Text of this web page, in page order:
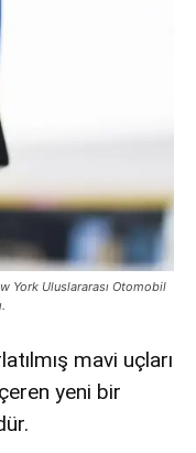
York Uluslararası Otomobil
mavi uçları
yeni bir